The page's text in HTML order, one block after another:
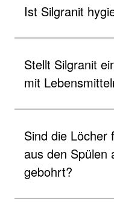
Ist Silgranit
Stellt Silgranit
mit
Sind die Löcher
aus den Spülen
gebohrt?